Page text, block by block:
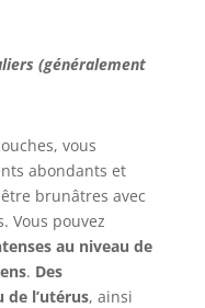
(généralement
vous
abondants et
brunâtres avec
Vous pouvez
au niveau de
. Des
l’utérus, ainsi